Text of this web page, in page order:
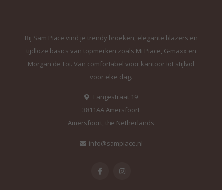
Bij Sam Piace vind je trendy broeken, elegante blazers en
tijdloze basics van topmerken zoals Mi Piace, G-maxx en
Morgan de Toi. Van comfortabel voor kantoor tot stijlvol
voor elke dag.
Langestraat 19
3811AA Amersfoort
Amersfoort, the Netherlands
info@sampiace.nl